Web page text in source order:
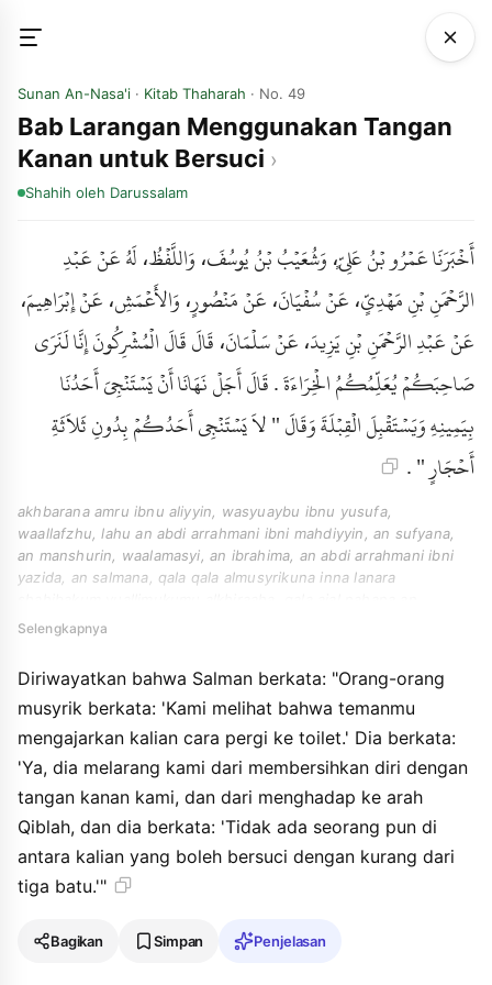
Sunan An-Nasa'i · Kitab Thaharah · No. 49
Bab Larangan Menggunakan Tangan
Kanan untuk Bersuci
Shahih oleh Darussalam
أَخْبَرَنَا عَمْرُو بْنُ عَلِيٍّ، وَشُعَيْبُ بْنُ يُوسُفَ، وَاللَّفْظُ، لَهُ عَنْ عَبْدِ
الرَّحْمَنِ بْنِ مَهْدِيٍّ، عَنْ سُفْيَانَ، عَنْ مَنْصُورٍ، وَالأَعْمَشِ، عَنْ إِبْرَاهِيمَ،
عَنْ عَبْدِ الرَّحْمَنِ بْنِ يَزِيدَ، عَنْ سَلْمَانَ، قَالَ قَالَ الْمُشْرِكُونَ إِنَّا لَنَرَى
صَاحِبَكُمْ يُعَلِّمُكُمُ الْخِرَاءَةَ . قَالَ أَجَلْ نَهَانَا أَنْ يَسْتَنْجِيَ أَحَدُنَا
بِيَمِينِهِ وَيَسْتَقْبِلَ الْقِبْلَةَ وَقَالَ " لاَ يَسْتَنْجِي أَحَدُكُمْ بِدُونِ ثَلاَثَةِ
أَحْجَارٍ " .
akhbarana amru ibnu aliyyin, wasyuaybu ibnu yusufa,
waallafzhu, lahu an abdi arrahmani ibni mahdiyyin, an sufyana,
an manshurin, waalamasyi, an ibrahima, an abdi arrahmani ibni
yazida, an salmana, qala qala almusyrikuna inna lanara
yastanjiya ahaduna biyaminihi wayastaqbila alqiblaha waqala " la
Selengkapnya
Diriwayatkan bahwa Salman berkata: "Orang-orang
musyrik berkata: 'Kami melihat bahwa temanmu
mengajarkan kalian cara pergi ke toilet.' Dia berkata:
'Ya, dia melarang kami dari membersihkan diri dengan
tangan kanan kami, dan dari menghadap ke arah
Qiblah, dan dia berkata: 'Tidak ada seorang pun di
antara kalian yang boleh bersuci dengan kurang dari
tiga batu.'"
Bagikan Simpan Penjelasan